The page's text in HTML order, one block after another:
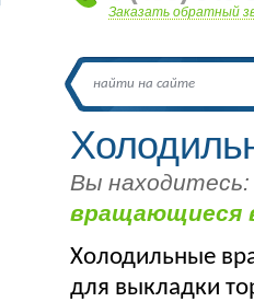
Заказать обратный
Вы находитесь:
вращающиеся
Холодильные
для выкладки